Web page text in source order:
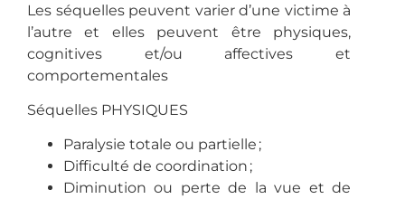
Les séquelles peuvent varier d’une victime à
l’autre et elles peuvent être physiques,
cognitives et/ou affectives et
comportementales
Séquelles PHYSIQUES
Paralysie totale ou partielle ;
Difficulté de coordination ;
Diminution ou perte de la vue et de